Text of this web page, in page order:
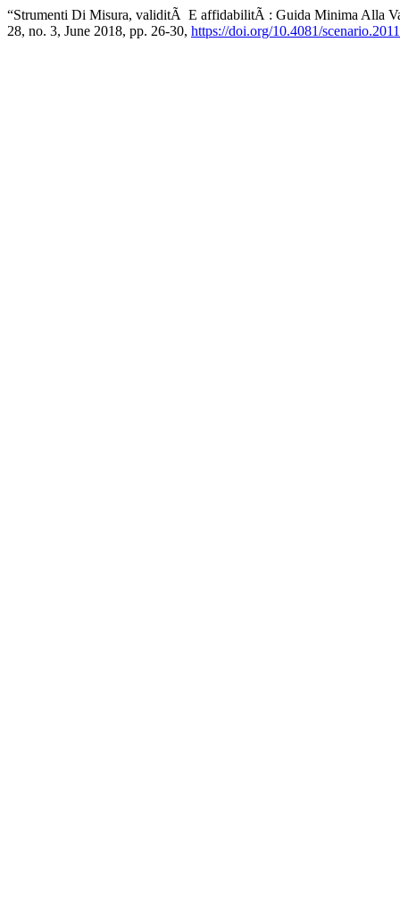
“Strumenti Di Misura, validitÃ E affidabilitÃ : Guida Minima Alla
28, no. 3, June 2018, pp. 26-30, https://doi.org/10.4081/